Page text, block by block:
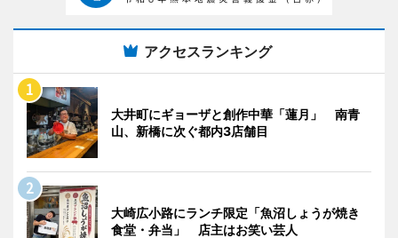
アクセスランキング
大井町にギョーザと創作中華「蓮月」 南青
山、新橋に次ぐ都内3店舗目
大崎広小路にランチ限定「魚沼しょうが焼き
食堂・弁当」 店主はお笑い芸人